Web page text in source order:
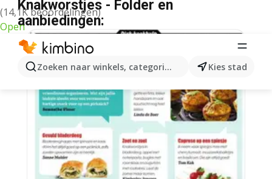
(14,1K beoordelingen)
Open
Zoeken naar winkels, categorieën, producten...
Kies stad
Knakworstjes - Folder en
aanbiedingen: